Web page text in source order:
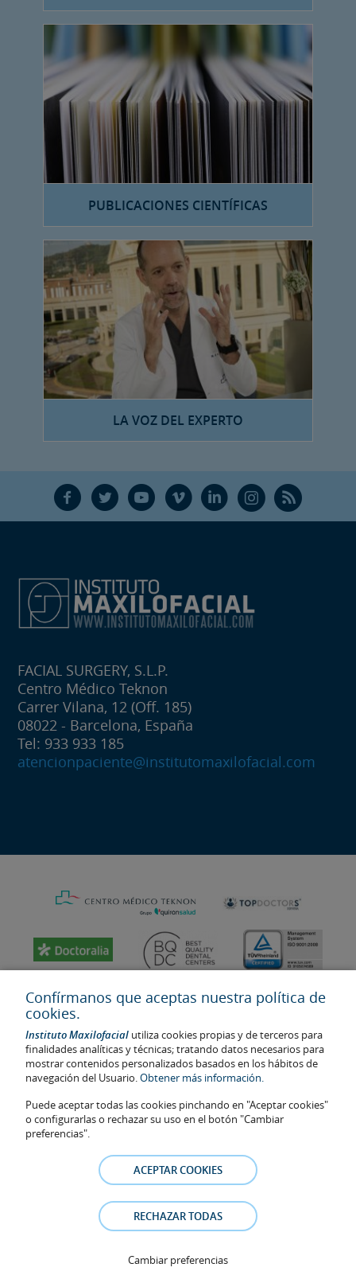
PUBLICACIONES CIENTÍFICAS
LA VOZ DEL EXPERTO
F T Y V L Ñ R
FACIAL SURGERY, S.L.P.
Centro Médico Teknon
Carrer Vilana, 12 (Off. 185)
08022 - Barcelona, España
Tel: 933 933 185
atencionpaciente@institutomaxilofacial.com
Última actualización: 2023
No. de autorización de centro sanitario: E08646940
La información presente en la web no reemplaza sino complementa
la relación médico-paciente. En caso de duda, consulte con el
médico de referencia. Las fotos y los testimonios de los pacientes
identificables que aparecen en la web están publicadas con su
consentimiento y se retirarán en cualquier momento a petición de
Confírmanos que aceptas nuestra política de
cookies.
Instituto Maxilofacial utiliza cookies propias y de terceros para
finalidades analíticas y técnicas; tratando datos necesarios para
mostrar contenidos personalizados basados en los hábitos de
navegación del Usuario.Obtener más información.
Puede aceptar todas las cookies pinchando en "Aceptar cookies"
o configurarlas o rechazar su uso en el botón "Cambiar
preferencias".
ACEPTAR COOKIES
RECHAZAR TODAS
Cambiar preferencias